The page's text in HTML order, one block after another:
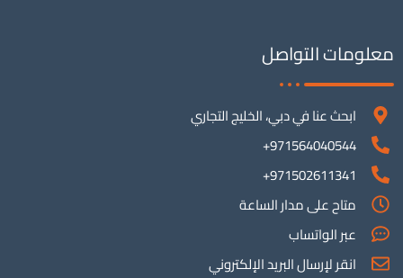
معلومات التواصل
ابحث عنا في دبي، الخليج التجاري
971564040544+
971502611341+
متاح على مدار الساعة
عبر الواتساب
انقر لإرسال البريد الإلكتروني